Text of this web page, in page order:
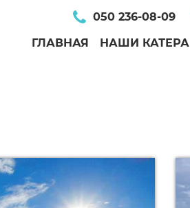
050 236-08-09
ГЛАВНАЯ НАШИ КАТЕРА